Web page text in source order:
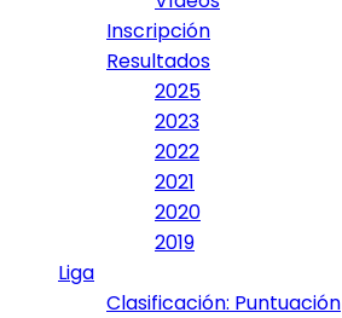
Inscripción
Resultados
2025
2023
2022
2021
2020
2019
Liga
Clasificación: Puntuación